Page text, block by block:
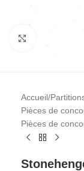
Cliquez
Accueil/
Pièces de
Pièces de